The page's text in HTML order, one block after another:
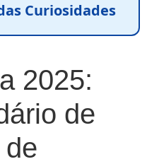
Curiosidades
2025:
de